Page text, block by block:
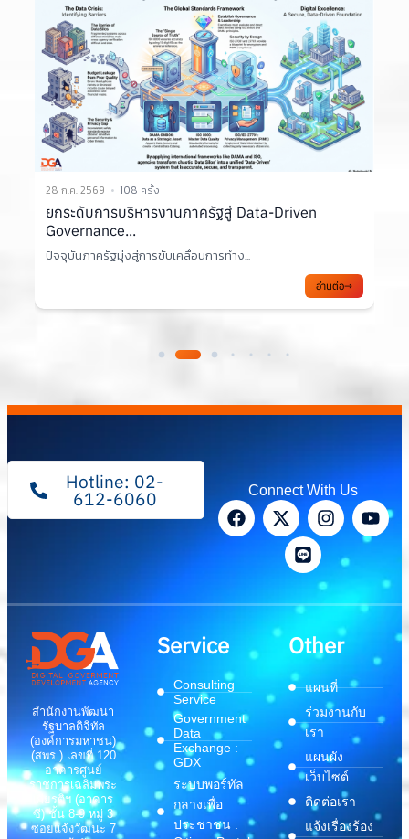
28 ก.ค. 2569 108 ครั้ง
ยกระดับการบริหารงานภาครัฐสู่ Data-Driven
Governance...
ปัจจุบันภาครัฐมุ่งสู่การขับเคลื่อนการทำง...
อ่านต่อ
Hotline: 02-
612-6060 Connect With Us
สำนักงานพัฒนา
รัฐบาลดิจิทัล
(องค์การมหาชน)
(สพร.) เลขที่ 120
อาคารศูนย์
ราชการเฉลิมพระ
เกียรติฯ (อาคาร
ซี) ชั้น 8-9 หมู่ 3
ซอยแจ้งวัฒนะ 7
Service
Consulting
Service
Government
Data
Exchange :
GDX
ระบบพอร์ทัล
กลางเพื่อ
ประชาชน :
Other
แผนที่
ร่วมงานกับ
เรา
แผนผัง
เว็บไซต์
ติดต่อเรา
แจ้งเรื่องร้อง